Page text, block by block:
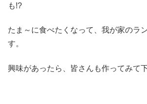
も!?
たま～に食べたくなって、我が家のラ
す。
興味があったら、皆さんも作ってみて